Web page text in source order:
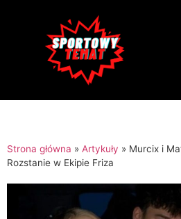
Strona główna » Artykuły » Murcix i
Rozstanie w Ekipie Friza